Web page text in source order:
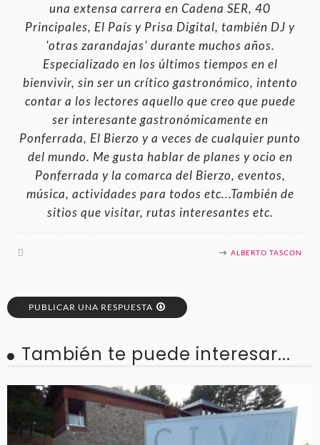
una extensa carrera en Cadena SER, 40
Principales, El País y Prisa Digital, también DJ y
'otras zarandajas' durante muchos años.
Especializado en los últimos tiempos en el
bienvivir, sin ser un crítico gastronómico, intento
contar a los lectores aquello que creo que puede
ser interesante gastronómicamente en
Ponferrada, El Bierzo y a veces de cualquier punto
del mundo. Me gusta hablar de planes y ocio en
Ponferrada y la comarca del Bierzo, eventos,
música, actividades para todos etc...También de
sitios que visitar, rutas interesantes etc.
ALBERTO TASCON
PUBLICAR UNA RESPUESTA
También te puede interesar...